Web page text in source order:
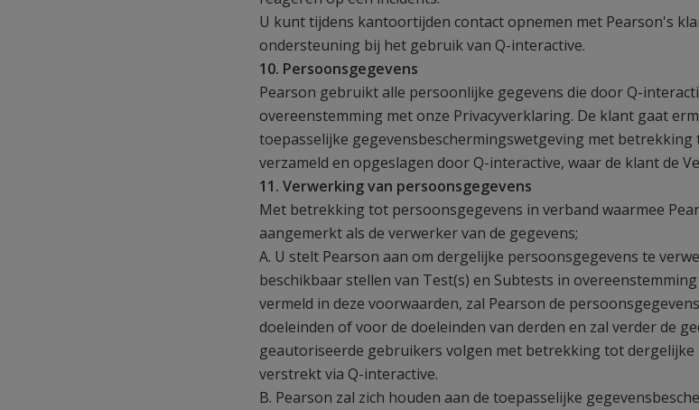
U kunt tijdens kantoortijden contact opnemen met Pearson's
ondersteuning bij het gebruik van Q-interactive.
10. Persoonsgegevens
Pearson gebruikt alle persoonlijke gegevens die door Q-
overeenstemming met onze Privacyverklaring. De klant gaat
toepasselijke gegevensbeschermingswetgeving met
verzameld en opgeslagen door Q-interactive, waar de klant de
11. Verwerking van persoonsgegevens
Met betrekking tot persoonsgegevens in verband waarmee
aangemerkt als de verwerker van de gegevens;
A. U stelt Pearson aan om dergelijke persoonsgegevens te
beschikbaar stellen van Test(s) en Subtests in
vermeld in deze voorwaarden, zal Pearson de
doeleinden of voor de doeleinden van derden en zal verder de
geautoriseerde gebruikers volgen met betrekking tot
verstrekt via Q-interactive.
B. Pearson zal zich houden aan de toepasselijke